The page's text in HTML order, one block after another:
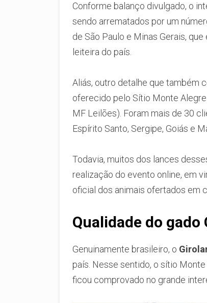
Conforme balanço divulgado, o
sendo arrematados por um
de São Paulo e Minas Gerais,
leiteira do país.
Aliás, outro detalhe que também
oferecido pelo Sítio Monte
MF Leilões). Foram mais de 30
Espírito Santo, Sergipe, Goiás e
Todavia, muitos dos lances
realização do evento online, em
oficial dos animais ofertados em
Qualidade do gado
Genuinamente brasileiro, o
país. Nesse sentido, o sítio
ficou comprovado no grande